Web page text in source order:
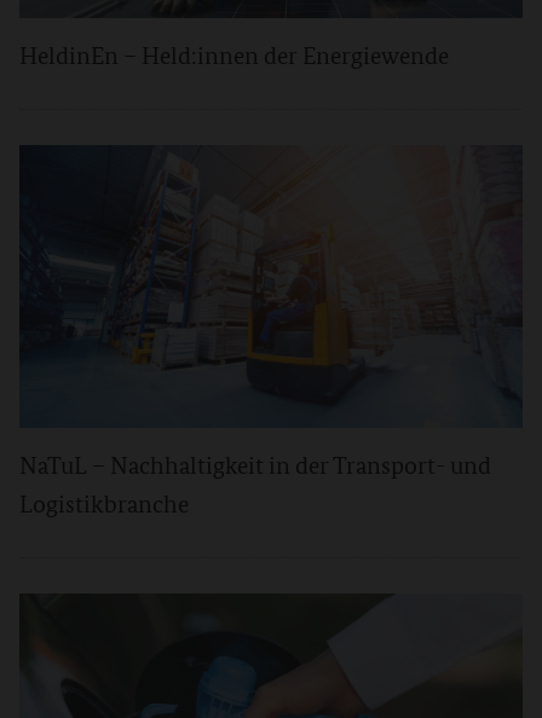
HeldinEn – Held:innen der Energiewende
NaTuL – Nachhaltigkeit in der Transport- und
Logistikbranche